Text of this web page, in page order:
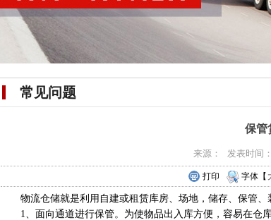
常见问题
保管
来源： 发表时间
打印 字体【
物流仓储就是利用自建或租赁库房、场地，储存、保管、
1、面向通道进行保管。为使物品出入库方便，容易在仓库